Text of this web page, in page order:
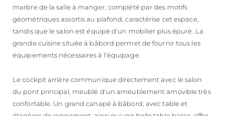
marbre de la salle à manger, complété par des motifs
géométriques assortis au plafond, caractérise cet espace,
tandis que le salon est équipé d'un mobilier plus épuré. La
grande cuisine située à bâbord permet de fournir tous les
équipements nécessaires à l'équipage.
Le cockpit arrière communique directement avec le salon
du pont principal, meublé d'un ameublement amovible très
confortable. Un grand canapé à bâbord, avec table et